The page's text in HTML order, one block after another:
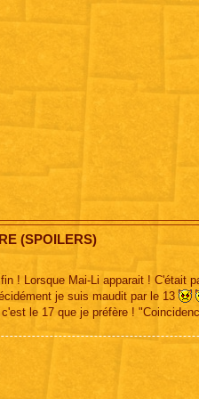
(SPOILERS)
! Lorsque Mai-Li apparait ! C'était
je suis maudit par le 13
le 17 que je préfère !